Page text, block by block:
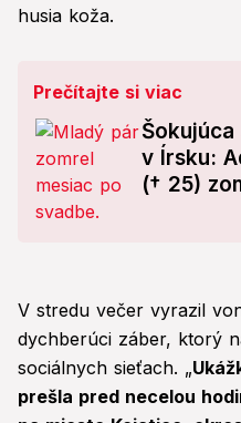
husia koža.
Prečítajte si viac
v Írsku:
(† 25)
V stredu večer vyrazil
dychberúci záber, ktorý
sociálnych sieťach. „
prešla pred necelou